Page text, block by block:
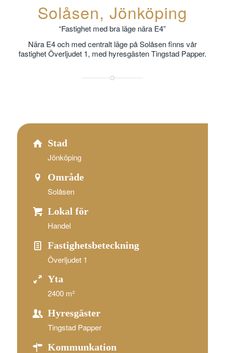
Solåsen, Jönköping
“Fastighet med bra läge nära E4”
Nära E4 och med centralt läge på Solåsen finns vår
fastighet Överljudet 1, med hyresgästen Tingstad Papper.
Stad
Jönköping
Område
Solåsen
Lokal för
Handel
Fastighetsbeteckning
Överljudet 1
Yta
2400 m²
Hyresgäster
Tingstad Papper
Kommunkation